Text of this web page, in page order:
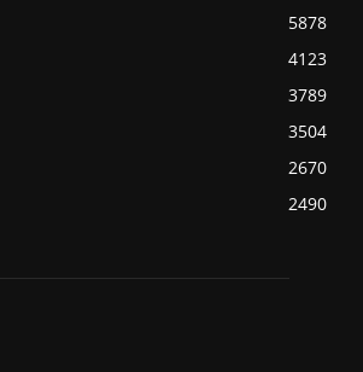
5878
4123
3789
3504
2670
2490